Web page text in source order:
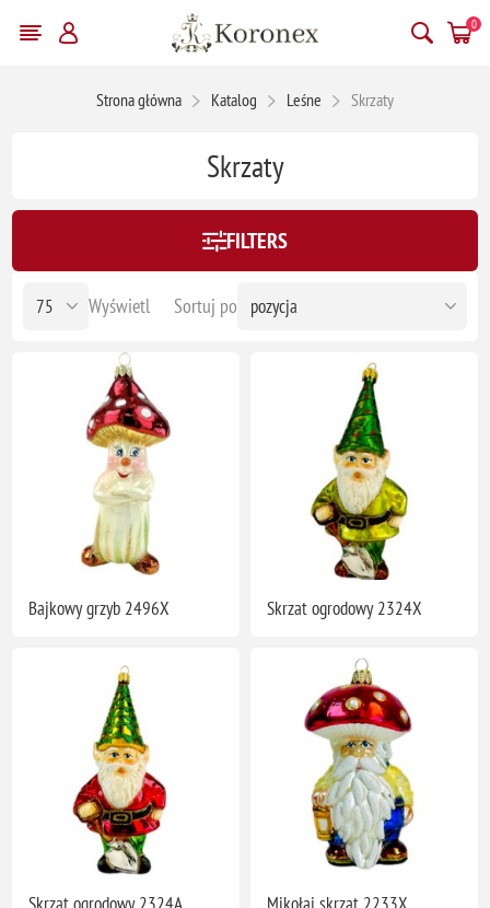
0
Strona główna Katalog Leśne Skrzaty
Skrzaty
FILTERS
Sortuj po
Wyświetl
Bajkowy grzyb 2496X Skrzat ogrodowy 2324X
Skrzat ogrodowy 2324A Mikołaj skrzat 2233X